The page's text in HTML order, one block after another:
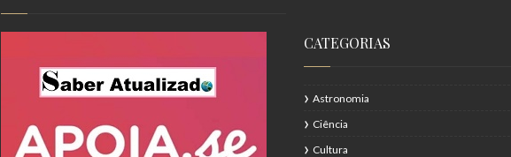
CATEGORIAS
Astronomia
Ciência
Cultura